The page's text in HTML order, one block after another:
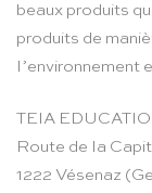
beaux produits
produits de
l’environnement
TEIA
Route de la
1222 Vésenaz